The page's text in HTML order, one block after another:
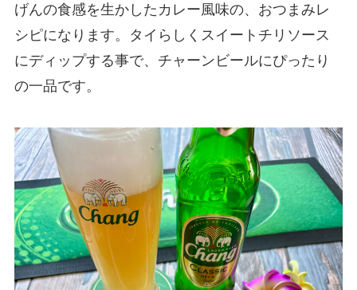
げんの食感を生かしたカレー風味の、おつまみレ
シピになります。タイらしくスイートチリソース
にディップする事で、チャーンビールにぴったり
の一品です。